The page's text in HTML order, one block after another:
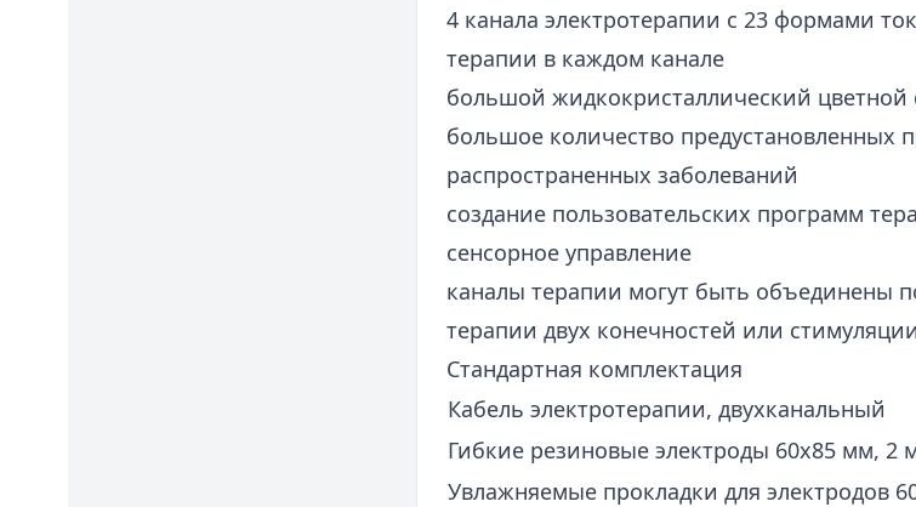
4 канала электротерапии с 23 формами
терапии в каждом канале
большой жидкокристаллический цветной
большое количество предустановленных
распространенных заболеваний
создание пользовательских программ
сенсорное управление
каналы терапии могут быть объединены
терапии двух конечностей или
Стандартная комплектация
Кабель электротерапии, двухканальный
Гибкие резиновые электроды 60х85 мм, 2
Увлажняемые прокладки для электродов